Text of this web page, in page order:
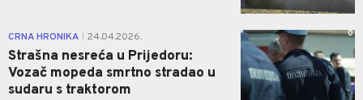
CRNA HRONIKA 24.04.2026.
Strašna nesreća u Prijedoru:
Vozač mopeda smrtno stradao u
sudaru s traktorom
0